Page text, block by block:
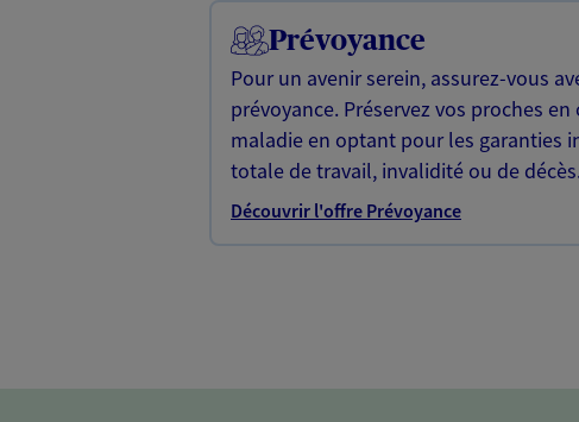
Prévoyance
Pour un avenir serein, assurez-vous
prévoyance. Préservez vos proches
maladie en optant pour les garanties
totale de travail, invalidité ou de décès.
Découvrir l'offre Prévoyance